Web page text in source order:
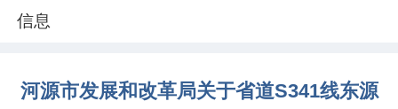
信息
河源市发展和改革局关于省道S341线东源